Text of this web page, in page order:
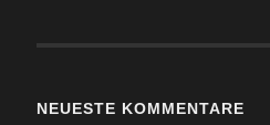
NEUESTE KOMMENTARE